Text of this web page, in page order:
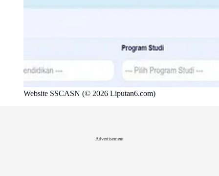
Website SSCASN (© 2026 Liputan6.com)
Advertisement